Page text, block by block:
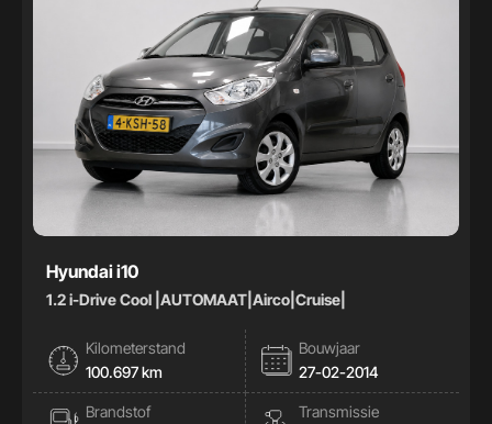
Hyundai i10
1.2 i-Drive Cool |AUTOMAAT|Airco|Cruise|
Kilometerstand
100.697 km
Bouwjaar
27-02-2014
Brandstof
Transmissie